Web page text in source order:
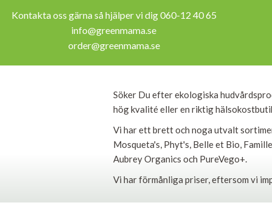
Kontakta oss gärna så hjälper vi dig 060-12 40 65
info@greenmama.se
order@greenmama.se
Söker Du efter ekologiska
hög kvalité eller en riktig
Vi har ett brett och noga utvalt
Mosqueta's, Phyt's, Belle et Bio,
Aubrey Organics och PureVego+.
Vi har förmånliga priser, eftersom vi